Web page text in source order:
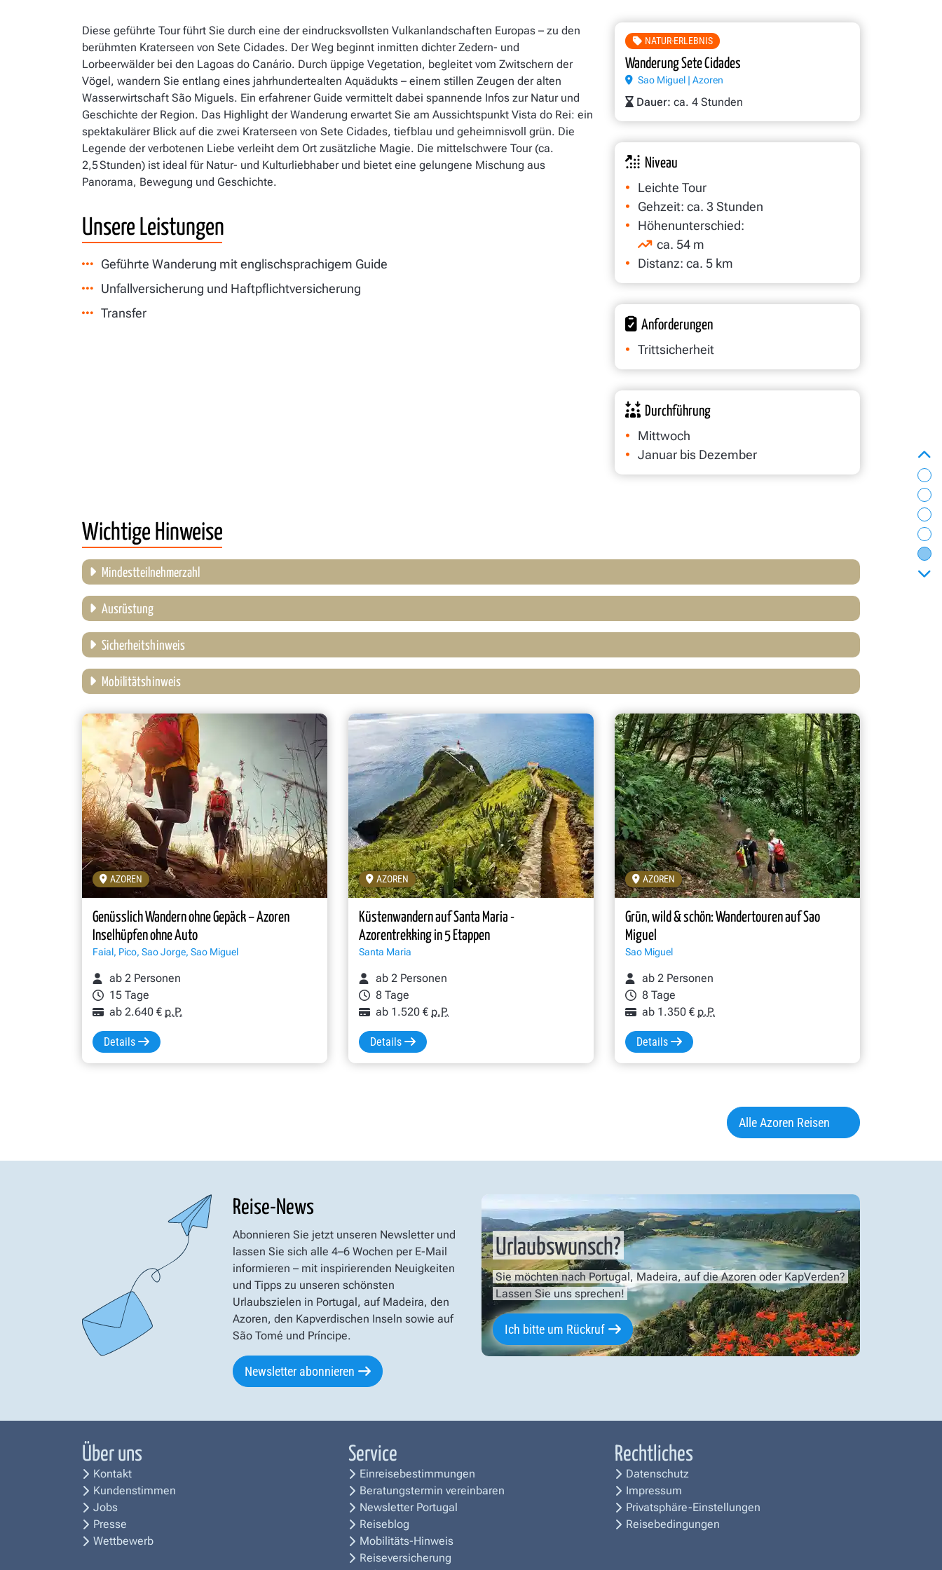
Diese geführte Tour führt Sie durch eine der eindrucksvollsten Vulkanlandschaften Europas – zu den
berühmten Kraterseen von Sete Cidades. Der Weg beginnt inmitten dichter Zedern- und
Lorbeerwälder bei den Lagoas do Canário. Durch üppige Vegetation, begleitet vom Zwitschern der
Vögel, wandern Sie entlang eines jahrhundertealten Aquädukts – einem stillen Zeugen der alten
Wasserwirtschaft São Miguels. Ein erfahrener Guide vermittelt dabei spannende Infos zur Natur und
Geschichte der Region. Das Highlight der Wanderung erwartet Sie am Aussichtspunkt Vista do Rei: ein
spektakulärer Blick auf die zwei Kraterseen von Sete Cidades, tiefblau und geheimnisvoll grün. Die
Legende der verbotenen Liebe verleiht dem Ort zusätzliche Magie. Die mittelschwere Tour (ca.
2,5 Stunden) ist ideal für Natur- und Kulturliebhaber und bietet eine gelungene Mischung aus
Panorama, Bewegung und Geschichte.
Unsere Leistungen
Geführte Wanderung mit englischsprachigem Guide
Unfallversicherung und Haftpflichtversicherung
Transfer
NATUR-ERLEBNIS
Wanderung Sete Cidades
Sao Miguel | Azoren
Dauer: ca. 4 Stunden
Niveau
Leichte Tour
Gehzeit: ca. 3 Stunden
Höhenunterschied:
ca. 54 m
Distanz: ca. 5 km
Anforderungen
Trittsicherheit
Durchführung
Mittwoch
Januar bis Dezember
Wichtige Hinweise
Mindestteilnehmerzahl
Ausrüstung
Sicherheitshinweis
Mobilitätshinweis
AZOREN
Genüsslich Wandern ohne Gepäck – Azoren
Inselhüpfen ohne Auto
Faial, Pico, Sao Jorge, Sao Miguel
ab 2 Personen
15 Tage
ab 2.640 € p.P.
Details
AZOREN
Küstenwandern auf Santa Maria -
Azorentrekking in 5 Etappen
Santa Maria
ab 2 Personen
8 Tage
ab 1.520 € p.P.
Details
AZOREN
Grün, wild & schön: Wandertouren auf Sao
Miguel
Sao Miguel
ab 2 Personen
8 Tage
ab 1.350 € p.P.
Details
Alle Azoren Reisen
Reise-News
Abonnieren Sie jetzt unseren Newsletter und
lassen Sie sich alle 4–6 Wochen per E-Mail
informieren – mit inspirierenden Neuigkeiten
und Tipps zu unseren schönsten
Urlaubszielen in Portugal, auf Madeira, den
Azoren, den Kapverdischen Inseln sowie auf
São Tomé und Príncipe.
Newsletter abonnieren
Urlaubswunsch?
Sie möchten nach Portugal, Madeira, auf die Azoren oder KapVerden?
Lassen Sie uns sprechen!
Ich bitte um Rückruf
Über uns
Kontakt
Kundenstimmen
Jobs
Presse
Wettbewerb
Service
Einreisebestimmungen
Beratungstermin vereinbaren
Newsletter Portugal
Reiseblog
Mobilitäts-Hinweis
Reiseversicherung
Rechtliches
Datenschutz
Impressum
Privatsphäre-Einstellungen
Reisebedingungen
vor